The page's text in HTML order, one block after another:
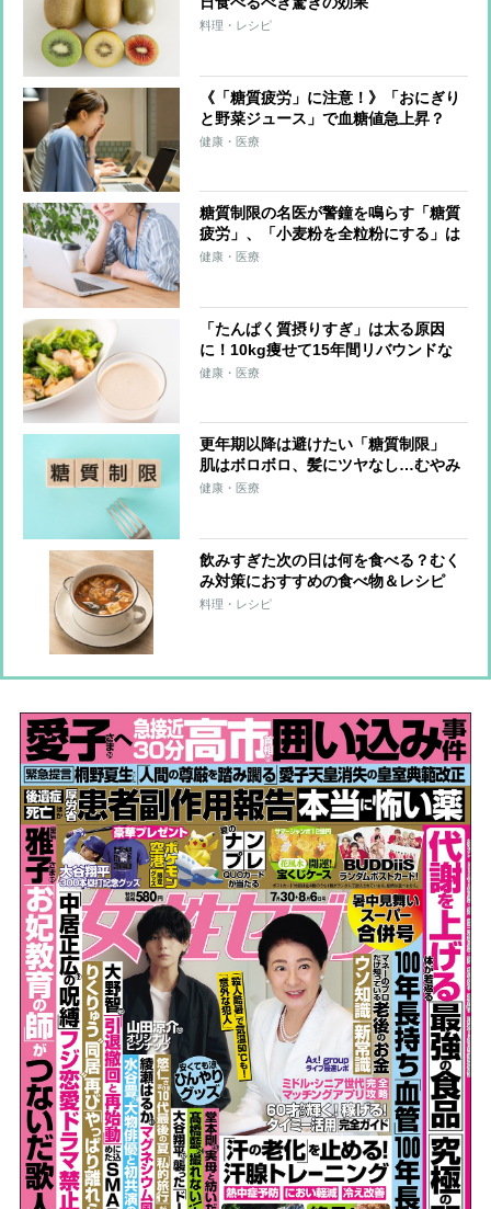
料理・レシピ
《「糖質疲労」に注意！》「おにぎり
と野菜ジュース」で血糖値急上昇？
「低GI食品のそばならOK」は誤解だ
健康・医療
糖質制限の名医が警鐘を鳴らす「糖質
疲労」、「小麦粉を全粒粉にする」は
意味がない？ 注意すべき「低脂肪ヨ
健康・医療
「たんぱく質摂りすぎ」は太る原因
に！10kg痩せて15年間リバウンドな
しの管理栄養士が語る
健康・医療
更年期以降は避けたい「糖質制限」
肌はボロボロ、髪にツヤなし…むやみ
にやると“老け”のもとに
健康・医療
飲みすぎた次の日は何を食べる？むく
み対策におすすめの食べ物＆レシピ
料理・レシピ